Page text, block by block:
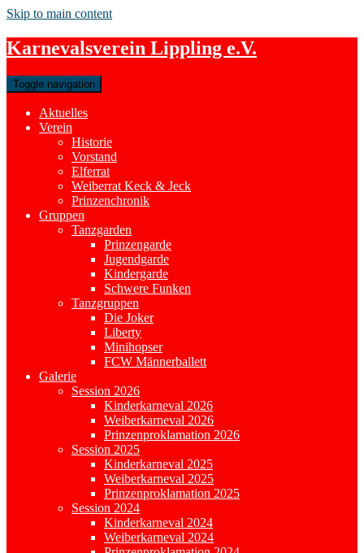
Skip to main content
Karnevalsverein Lippling e.V.
Toggle navigation
Aktuelles
Verein
Historie
Vorstand
Elferrat
Weiberrat Keck & Jeck
Prinzenchronik
Gruppen
Tanzgarden
Prinzengarde
Jugendgarde
Kindergarde
Schwere Funken
Tanzgruppen
Die Joker
Liberty
Minihopser
FCW Männerballett
Galerie
Session 2026
Kinderkarneval 2026
Weiberkarneval 2026
Prinzenproklamation 2026
Session 2025
Kinderkarneval 2025
Weiberkarneval 2025
Prinzenproklamation 2025
Session 2024
Kinderkarneval 2024
Weiberkarneval 2024